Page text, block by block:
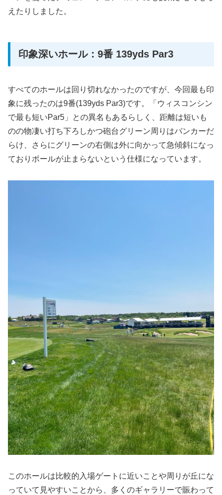
えたりしました。
印象深いホール：9番 139yds Par3
すべてのホールは回り切れなかったのですが、今回最も印
象に残ったのは9番(139yds Par3)です。「ウィスコンシン
で最も短いPar5」との異名もあるらしく、距離は短いも
のの物凄い打ち下ろしかつ砲台グリーン周りはバンカーだ
らけ、さらにグリーンの右側は外に向かって急傾斜になっ
ておりボールが止まらないという仕様になっています。
このホールは比較的入場ゲートに近いことや周りが丘にな
っていて見やすいことから、多くのギャラリーで賑わって